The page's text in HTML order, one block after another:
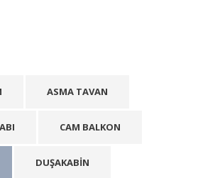
ASMA TAVAN
CAM BALKON
DUŞAKABIN